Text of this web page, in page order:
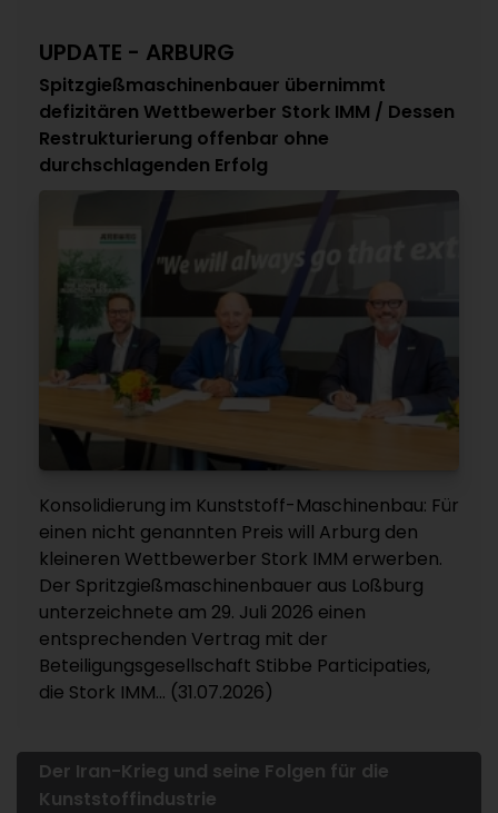
UPDATE - ARBURG
Spitzgießmaschinenbauer übernimmt
defizitären Wettbewerber Stork IMM / Dessen
Restrukturierung offenbar ohne
durchschlagenden Erfolg
Konsolidierung im Kunststoff-Maschinenbau: Für
einen nicht genannten Preis will Arburg den
kleineren Wettbewerber Stork IMM erwerben.
Der Spritzgießmaschinenbauer aus Loßburg
unterzeichnete am 29. Juli 2026 einen
entsprechenden Vertrag mit der
Beteiligungsgesellschaft Stibbe Participaties,
die Stork IMM... (31.07.2026)
Der Iran-Krieg und seine Folgen für die
Kunststoffindustrie